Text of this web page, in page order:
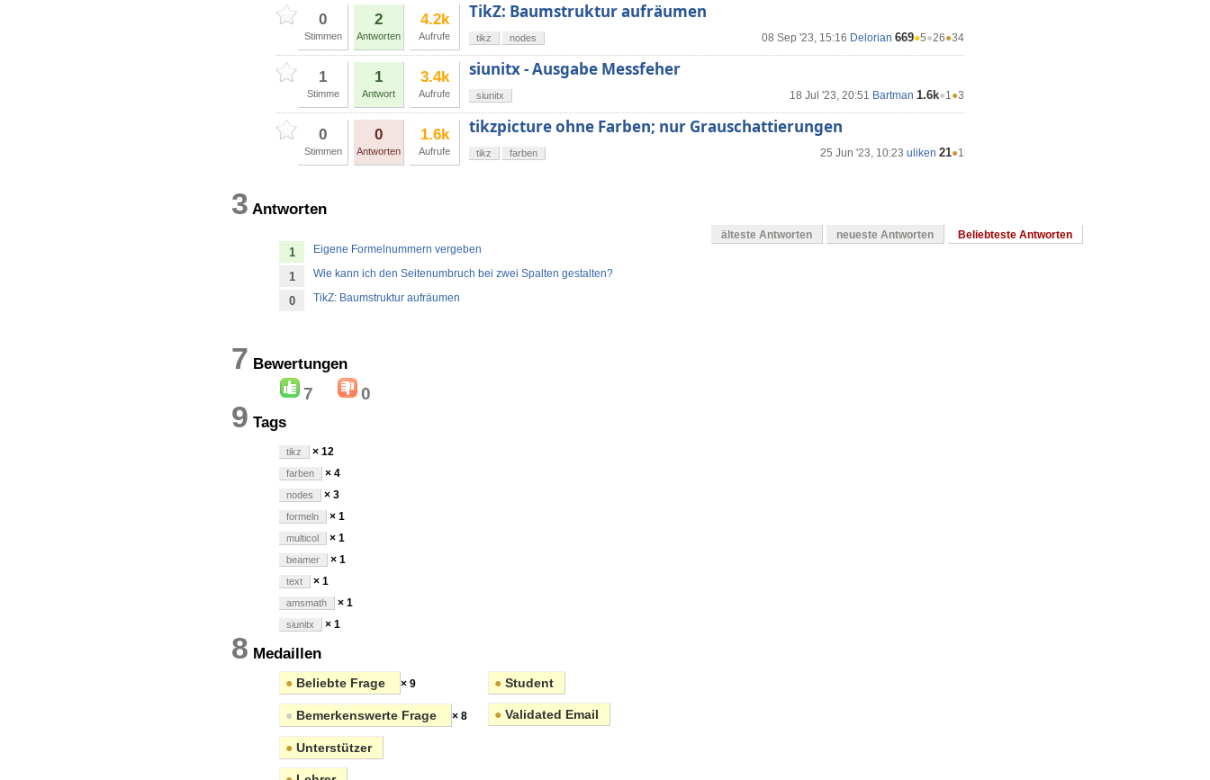
0
Stimmen
2
Antworten
4.2k
Aufrufe
TikZ: Baumstruktur aufräumen
08 Sep '23, 15:16 Delorian 669●5●26●34
tikz nodes
1
Stimme
1
Antwort
3.4k
Aufrufe
siunitx - Ausgabe Messfeher
18 Jul '23, 20:51 Bartman 1.6k●1●3
siunitx
0
Stimmen
0
Antworten
1.6k
Aufrufe
tikzpicture ohne Farben; nur Grauschattierungen
25 Jun '23, 10:23 uliken 21●1
tikz farben
3 Antworten
älteste Antworten neueste Antworten Beliebteste Antworten
1 Eigene Formelnummern vergeben
1 Wie kann ich den Seitenumbruch bei zwei Spalten gestalten?
0 TikZ: Baumstruktur aufräumen
7 Bewertungen
7 0
9 Tags
tikz × 12
farben × 4
nodes × 3
formeln × 1
multicol × 1
beamer × 1
text × 1
amsmath × 1
siunitx × 1
8 Medaillen
● Beliebte Frage × 9
● Bemerkenswerte Frage × 8
● Unterstützer
● Student
● Validated Email